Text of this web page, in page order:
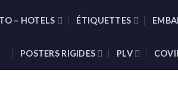
– HOTELS ÉTIQUETTES
POSTERS RIGIDES PLV